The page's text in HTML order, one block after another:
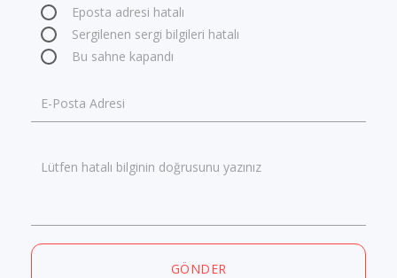
Eposta adresi hatalı
Sergilenen sergi bilgileri hatalı
Bu sahne kapandı
E-Posta Adresi
Lütfen hatalı bilginin doğrusunu yazınız
GÖNDER